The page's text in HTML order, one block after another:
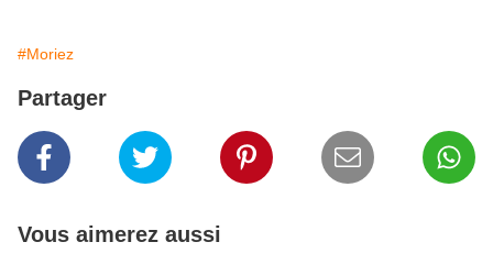
#Moriez
Partager
Vous aimerez aussi